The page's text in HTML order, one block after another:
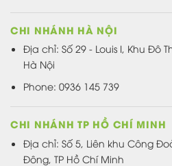
CHI NHÁNH HÀ NỘI
Địa chỉ: Số 29 - Louis I, Khu Đô
Hà Nội
Phone: 0936 145 739
CHI NHÁNH TP HỒ CHÍ MINH
Địa chỉ: Số 5, Liên khu Công
Đông, TP Hồ Chí Minh